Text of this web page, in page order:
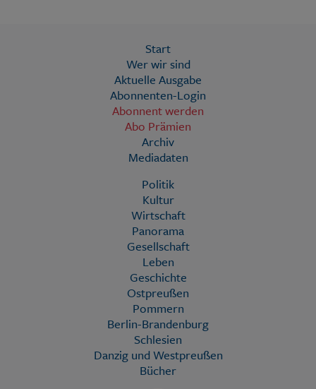
Start
Wer wir sind
Aktuelle Ausgabe
Abonnenten-Login
Abonnent werden
Abo Prämien
Archiv
Mediadaten
Politik
Kultur
Wirtschaft
Panorama
Gesellschaft
Leben
Geschichte
Ostpreußen
Pommern
Berlin-Brandenburg
Schlesien
Danzig und Westpreußen
Bücher